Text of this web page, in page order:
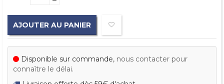
AJOUTER AU PANIER
Disponible sur commande, nous contacter pour
connaître le délai.